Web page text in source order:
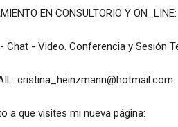
EN CONSULTORIO Y
Chat - Video. Conferencia y Sesión
cristina_heinzmann@hotmail.com
a que visites mi nueva página: